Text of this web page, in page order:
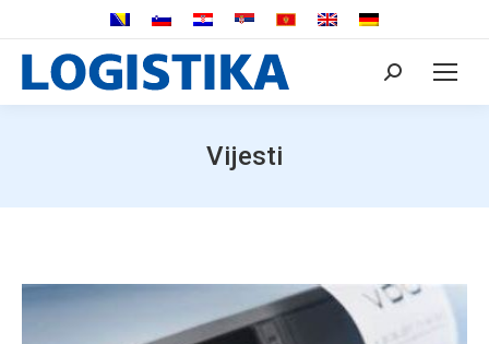
Search:
Vijesti